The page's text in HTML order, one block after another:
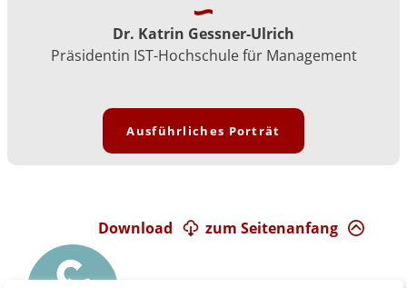
Dr. Katrin Gessner-Ulrich
Präsidentin IST-Hochschule für Management
Ausführliches Porträt
zum Seitenanfang
Download